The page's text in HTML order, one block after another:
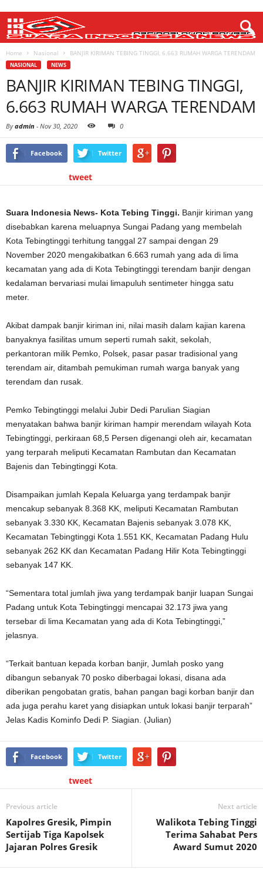
Home Nasional BANJIR KIRIMAN TEBING TINGGI, 6.663 RUMAH WARGA TERENDAM
NASIONAL NEWS
BANJIR KIRIMAN TEBING TINGGI,
6.663 RUMAH WARGA TERENDAM
Byadmin - Nov 30, 2020 0
Facebook Twitter
tweet
Suara Indonesia News- Kota Tebing Tinggi. Banjir kiriman yang
disebabkan karena meluapnya Sungai Padang yang membelah
Kota Tebingtinggi terhitung tanggal 27 sampai dengan 29
November 2020 mengakibatkan 6.663 rumah yang ada di lima
kecamatan yang ada di Kota Tebingtinggi terendam banjir dengan
kedalaman bervariasi mulai limapuluh sentimeter hingga satu
meter.
Akibat dampak banjir kiriman ini, nilai masih dalam kajian karena
banyaknya fasilitas umum seperti rumah sakit, sekolah,
perkantoran milik Pemko, Polsek, pasar pasar tradisional yang
terendam air, ditambah pemukiman rumah warga banyak yang
terendam dan rusak.
Pemko Tebingtinggi melalui Jubir Dedi Parulian Siagian
menyatakan bahwa banjir kiriman hampir merendam wilayah Kota
Tebingtinggi, perkiraan 68,5 Persen digenangi oleh air, kecamatan
yang terparah meliputi Kecamatan Rambutan dan Kecamatan
Bajenis dan Tebingtinggi Kota.
Disampaikan jumlah Kepala Keluarga yang terdampak banjir
mencakup sebanyak 8.368 KK, meliputi Kecamatan Rambutan
sebanyak 3.330 KK, Kecamatan Bajenis sebanyak 3.078 KK,
Kecamatan Tebingtinggi Kota 1.551 KK, Kecamatan Padang Hulu
sebanyak 262 KK dan Kecamatan Padang Hilir Kota Tebingtinggi
sebanyak 147 KK.
“Sementara total jumlah jiwa yang terdampak banjir luapan Sungai
Padang untuk Kota Tebingtinggi mencapai 32.173 jiwa yang
tersebar di lima Kecamatan yang ada di Kota Tebingtinggi,”
jelasnya.
“Terkait bantuan kepada korban banjir, Jumlah posko yang
dibangun sebanyak 70 posko diberbagai lokasi, disana ada
diberikan pengobatan gratis, bahan pangan bagi korban banjir dan
ada juga perahu karet yang disiapkan untuk lokasi banjir terparah”
Jelas Kadis Kominfo Dedi P. Siagian. (Julian)
Facebook Twitter
tweet
Previous article
Kapolres Gresik, Pimpin
Sertijab Tiga Kapolsek
Jajaran Polres Gresik
Next article
Walikota Tebing Tinggi
Terima Sahabat Pers
Award Sumut 2020